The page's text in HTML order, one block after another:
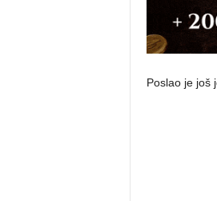
Poslao je još